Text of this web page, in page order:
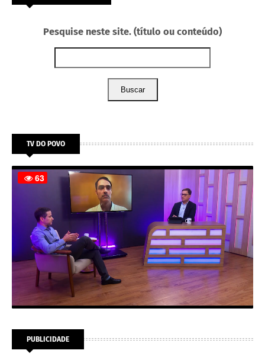
Pesquise neste site. (título ou conteúdo)
Buscar
TV DO POVO
PUBLICIDADE